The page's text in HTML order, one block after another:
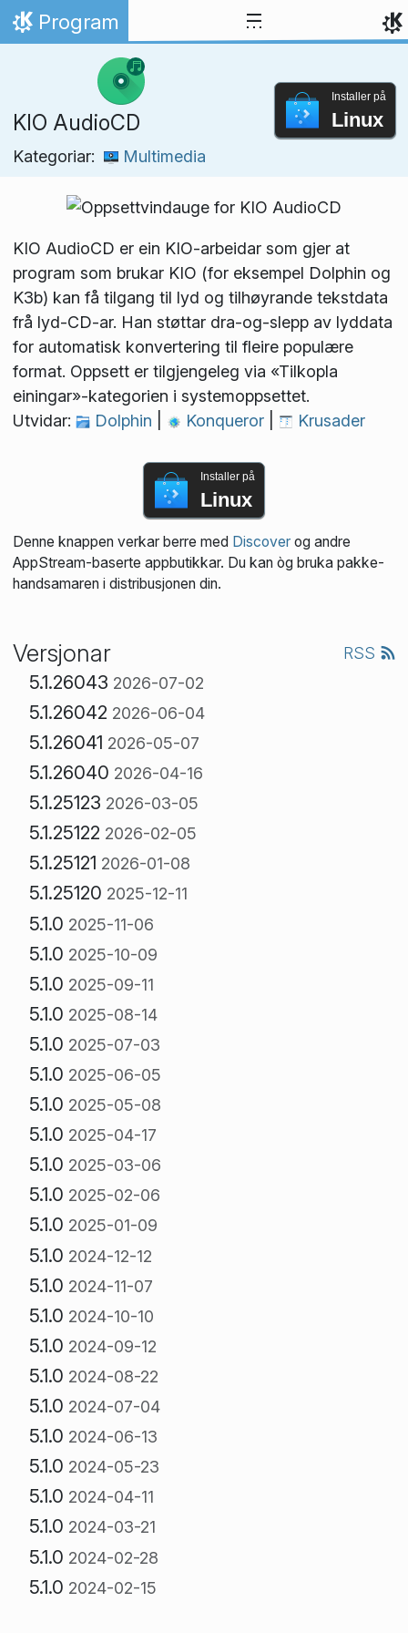
Hopp til innhaldet
Heim
Program
KIO AudioCD
Kategoriar: Multimedia
Installer på
Linux
KIO AudioCD er ein KIO-arbeidar som gjer at
program som brukar KIO (for eksempel Dolphin og
K3b) kan få tilgang til lyd og tilhøyrande tekstdata
frå lyd-CD-ar. Han støttar dra-og-slepp av lyddata
for automatisk konvertering til fleire populære
format. Oppsett er tilgjengeleg via «Tilkopla
einingar»-kategorien i systemoppsettet.
Utvidar:
Dolphin Konqueror Krusader
Installer på
Linux
Denne knappen verkar berre med Discoverog andre
AppStream-baserte appbutikkar. Du kan òg bruka pakke­
handsamaren i distribusjonen din.
Versjonar RSS
5.1.26043 2026-07-02
5.1.26042 2026-06-04
5.1.26041 2026-05-07
5.1.26040 2026-04-16
5.1.25123 2026-03-05
5.1.25122 2026-02-05
5.1.25121 2026-01-08
5.1.25120 2025-12-11
5.1.0 2025-11-06
5.1.0 2025-10-09
5.1.0 2025-09-11
5.1.0 2025-08-14
5.1.0 2025-07-03
5.1.0 2025-06-05
5.1.0 2025-05-08
5.1.0 2025-04-17
5.1.0 2025-03-06
5.1.0 2025-02-06
5.1.0 2025-01-09
5.1.0 2024-12-12
5.1.0 2024-11-07
5.1.0 2024-10-10
5.1.0 2024-09-12
5.1.0 2024-08-22
5.1.0 2024-07-04
5.1.0 2024-06-13
5.1.0 2024-05-23
5.1.0 2024-04-11
5.1.0 2024-03-21
5.1.0 2024-02-28
5.1.0 2024-02-15